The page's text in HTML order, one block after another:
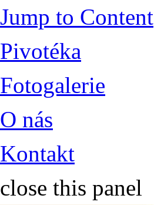
Jump to Content
Pivotéka
Fotogalerie
O nás
Kontakt
close this panel